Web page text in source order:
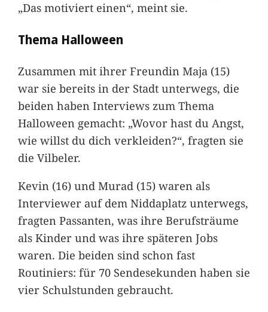
„Das motiviert einen“, meint sie.
Thema Halloween
Zusammen mit ihrer Freundin Maja (15)
war sie bereits in der Stadt unterwegs, die
beiden haben Interviews zum Thema
Halloween gemacht: „Wovor hast du Angst,
wie willst du dich verkleiden?“, fragten sie
die Vilbeler.
Kevin (16) und Murad (15) waren als
Interviewer auf dem Niddaplatz unterwegs,
fragten Passanten, was ihre Berufsträume
als Kinder und was ihre späteren Jobs
waren. Die beiden sind schon fast
Routiniers: für 70 Sendesekunden haben sie
vier Schulstunden gebraucht.